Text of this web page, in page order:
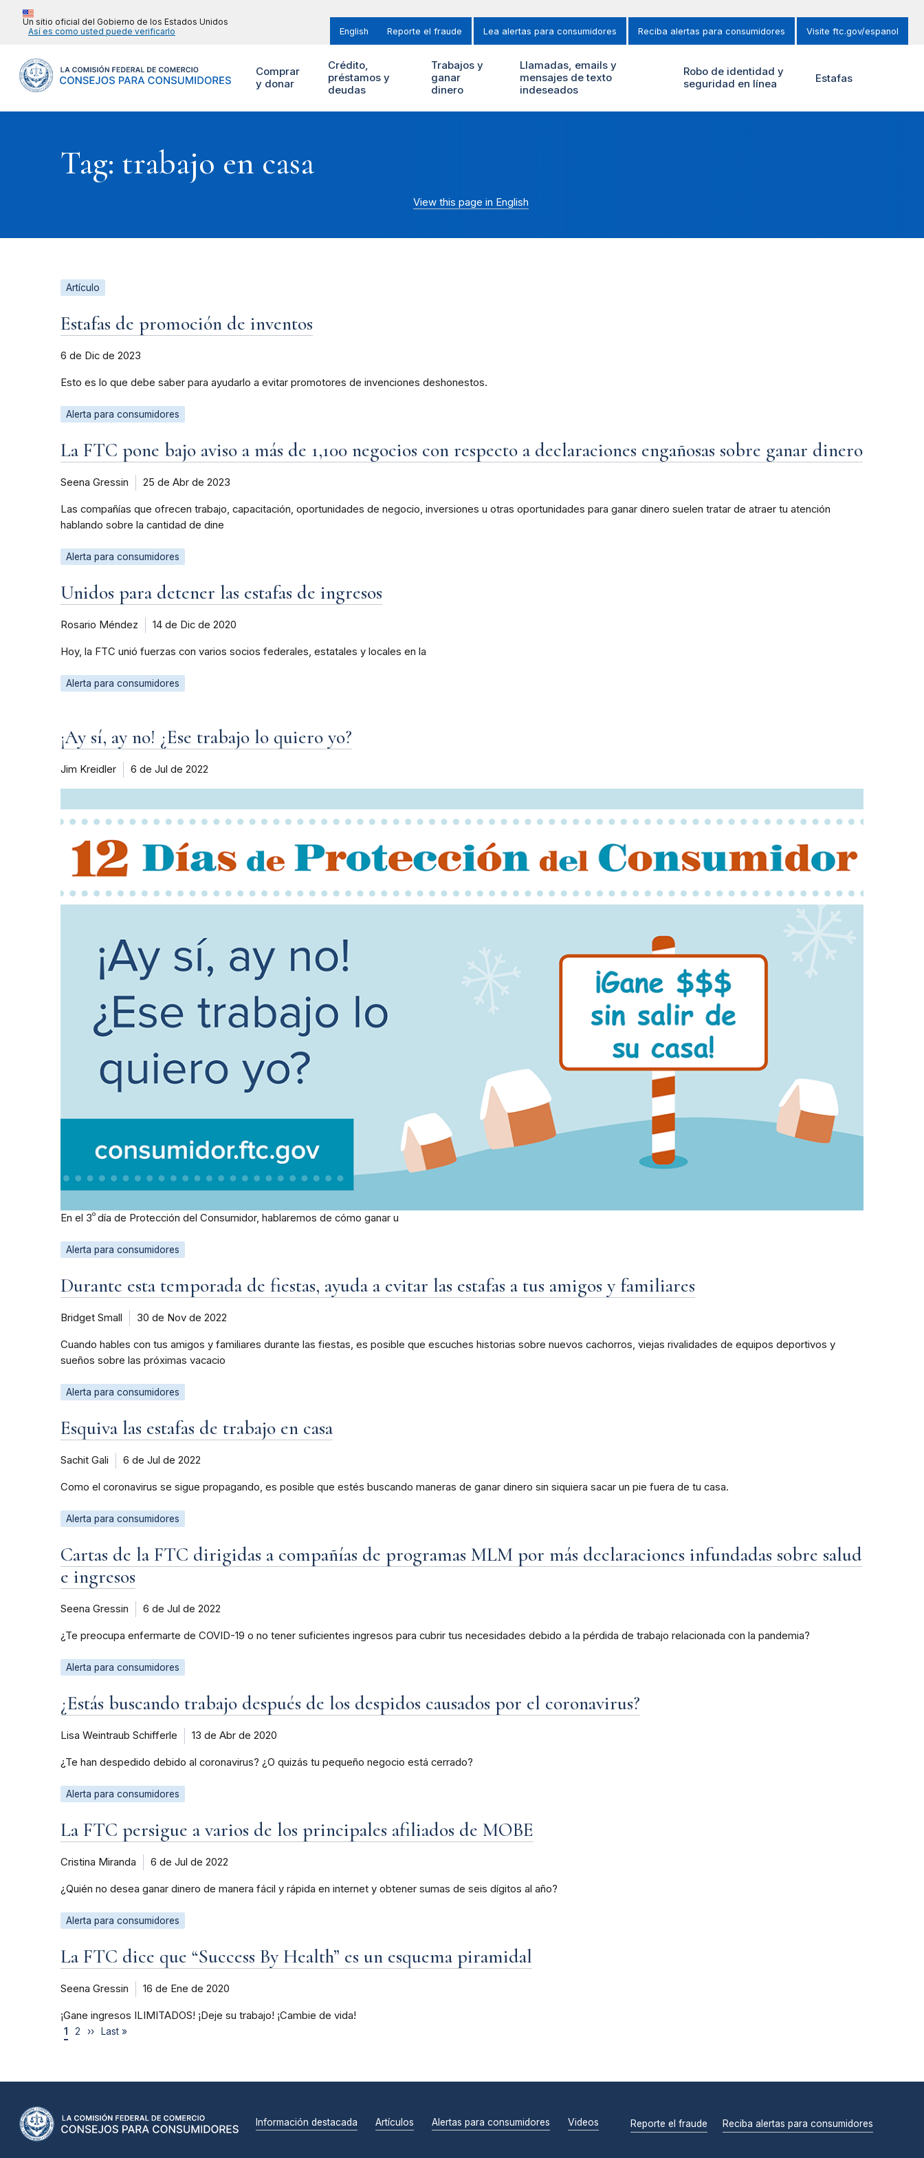
Un sitio oficial del Gobierno de los Estados Unidos
Así es como usted puede verificarlo
English Reporte el fraude Lea alertas para consumidores Reciba alertas para consumidores Visite ftc.gov/espanol
Comprar
y donar
Crédito,
préstamos y
deudas
Trabajos y
ganar
dinero
Llamadas, emails y
mensajes de texto
indeseados
Robo de identidad y
seguridad en línea
Estafas
Tag: trabajo en casa
View this page in English
Artículo
Estafas de promoción de inventos
6 de Dic de 2023
Esto es lo que debe saber para ayudarlo a evitar promotores de invenciones deshonestos.
Alerta para consumidores
La FTC pone bajo aviso a más de 1,100 negocios con respecto a declaraciones engañosas sobre ganar dinero
Seena Gressin 25 de Abr de 2023
Las compañías que ofrecen trabajo, capacitación, oportunidades de negocio, inversiones u otras oportunidades para ganar dinero suelen tratar de atraer tu atención
hablando sobre la cantidad de dine
Alerta para consumidores
Unidos para detener las estafas de ingresos
Rosario Méndez 14 de Dic de 2020
Hoy, la FTC unió fuerzas con varios socios federales, estatales y locales en la
Alerta para consumidores
¡Ay sí, ay no! ¿Ese trabajo lo quiero yo?
Jim Kreidler 6 de Jul de 2022
En el 3º día de Protección del Consumidor, hablaremos de cómo ganar u
Alerta para consumidores
Durante esta temporada de fiestas, ayuda a evitar las estafas a tus amigos y familiares
Bridget Small 30 de Nov de 2022
Cuando hables con tus amigos y familiares durante las fiestas, es posible que escuches historias sobre nuevos cachorros, viejas rivalidades de equipos deportivos y
sueños sobre las próximas vacacio
Alerta para consumidores
Esquiva las estafas de trabajo en casa
Sachit Gali 6 de Jul de 2022
Como el coronavirus se sigue propagando, es posible que estés buscando maneras de ganar dinero sin siquiera sacar un pie fuera de tu casa.
Alerta para consumidores
Cartas de la FTC dirigidas a compañías de programas MLM por más declaraciones infundadas sobre salud
e ingresos
Seena Gressin 6 de Jul de 2022
¿Te preocupa enfermarte de COVID-19 o no tener suficientes ingresos para cubrir tus necesidades debido a la pérdida de trabajo relacionada con la pandemia?
Alerta para consumidores
¿Estás buscando trabajo después de los despidos causados por el coronavirus?
Lisa Weintraub Schifferle 13 de Abr de 2020
¿Te han despedido debido al coronavirus? ¿O quizás tu pequeño negocio está cerrado?
Alerta para consumidores
La FTC persigue a varios de los principales afiliados de MOBE
Cristina Miranda 6 de Jul de 2022
¿Quién no desea ganar dinero de manera fácil y rápida en internet y obtener sumas de seis dígitos al año?
Alerta para consumidores
La FTC dice que “Success By Health” es un esquema piramidal
Seena Gressin 16 de Ene de 2020
¡Gane ingresos ILIMITADOS! ¡Deje su trabajo! ¡Cambie de vida!
1 2 ›› Last »
Información destacada Artículos Alertas para consumidores Videos Reporte el fraude Reciba alertas para consumidores